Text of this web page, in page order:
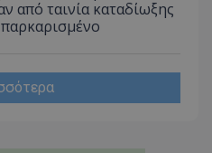
από ταινία καταδίωξης